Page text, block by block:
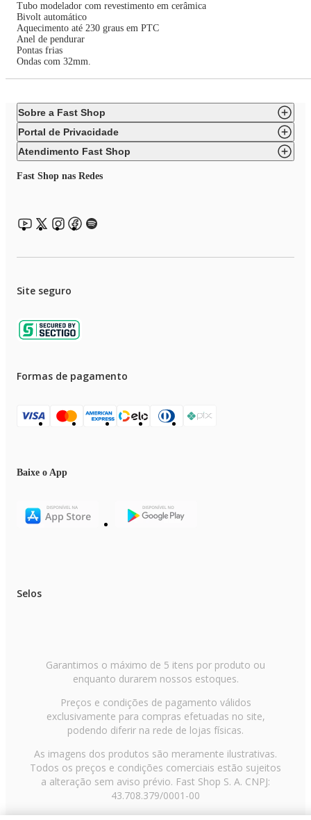
Tubo modelador com revestimento em cerâmica
Bivolt automático
Aquecimento até 230 graus em PTC
Anel de pendurar
Pontas frias
Ondas com 32mm.
Sobre a Fast Shop
Portal de Privacidade
Atendimento Fast Shop
Fast Shop nas Redes
Site seguro
Formas de pagamento
Baixe o App
Selos
Garantimos o máximo de 5 itens por produto ou
enquanto durarem nossos estoques.
Preços e condições de pagamento válidos
exclusivamente para compras efetuadas no site,
podendo diferir na rede de lojas físicas.
As imagens dos produtos são meramente ilustrativas.
Todos os preços e condições comerciais estão sujeitos
a alteração sem aviso prévio. Fast Shop S. A. CNPJ:
43.708.379/0001-00